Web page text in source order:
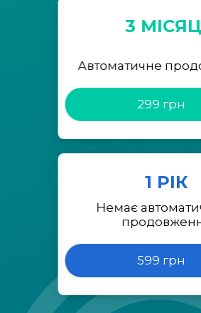
3
Автоматичне
299 грн
1 РІК
Немає
599 грн